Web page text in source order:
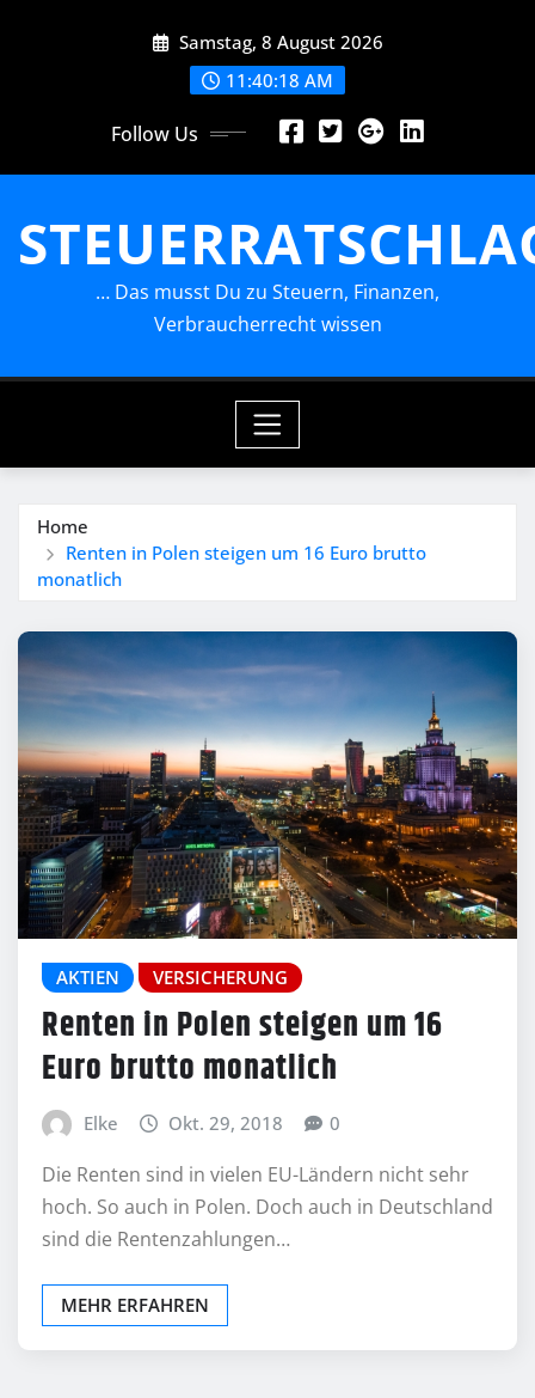
Samstag, 8 August 2026
11:40:19 AM
Follow Us
… Das musst Du zu Steuern, Finanzen,
Verbraucherrecht wissen
Home
Renten in Polen steigen um 16 Euro brutto
monatlich
AKTIEN VERSICHERUNG
Renten in Polen steigen um 16
Euro brutto monatlich
Elke Okt. 29, 2018 0
Die Renten sind in vielen EU-Ländern nicht sehr
hoch. So auch in Polen. Doch auch in Deutschland
sind die Rentenzahlungen…
MEHR ERFAHREN